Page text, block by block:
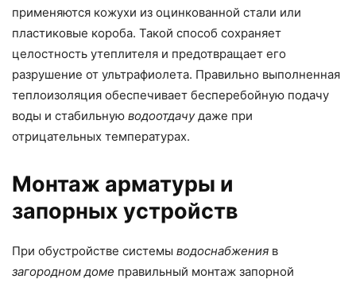
применяются кожухи из оцинкованной стали или
пластиковые короба. Такой способ сохраняет
целостность утеплителя и предотвращает его
разрушение от ультрафиолета. Правильно выполненная
теплоизоляция обеспечивает бесперебойную подачу
воды и стабильную водоотдачудаже при
отрицательных температурах.
Монтаж арматуры и
запорных устройств
При обустройстве системы водоснабжения в
загородном доме правильный монтаж запорной